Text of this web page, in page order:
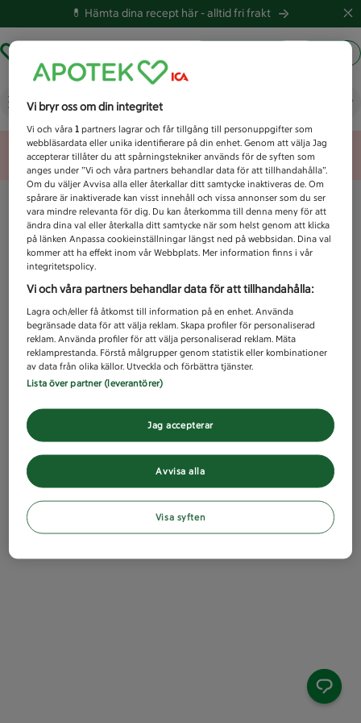
💊 Hämta dina recept här -alltid fri frakt
Vad letar du efter idag?
Unknown error
Vi bryr oss om din integritet
Vi och våra1 partners lagrar och får tillgång till personuppgifter som
webbläsardata eller unika identifierare på din enhet. Genom att välja Jag
accepterar tillåter du att spårningstekniker används för de syften som
anges under ”Vi och våra partners behandlar data för att tillhandahålla”.
Om du väljer Avvisa alla eller återkallar ditt samtycke inaktiveras de. Om
spårare är inaktiverade kan visst innehåll och vissa annonser som du ser
vara mindre relevanta för dig. Du kan återkomma till denna meny för att
ändra dina val eller återkalla ditt samtycke när som helst genom att klicka
på länken Anpassa cookieinställningar längst ned på webbsidan. Dina val
kommer att ha effekt inom vår Webbplats. Mer information finns i vår
integritetspolicy.
Vi och våra partners behandlar data för att tillhandahålla:
Lagra och/eller få åtkomst till information på en enhet. Använda
begränsade data för att välja reklam. Skapa profiler för personaliserad
reklam. Använda profiler för att välja personaliserad reklam. Mäta
reklamprestanda. Förstå målgrupper genom statistik eller kombinationer
av data från olika källor. Utveckla och förbättra tjänster.
Lista över partner (leverantörer)
Avvisa alla
Jag accepterar
Visa syften